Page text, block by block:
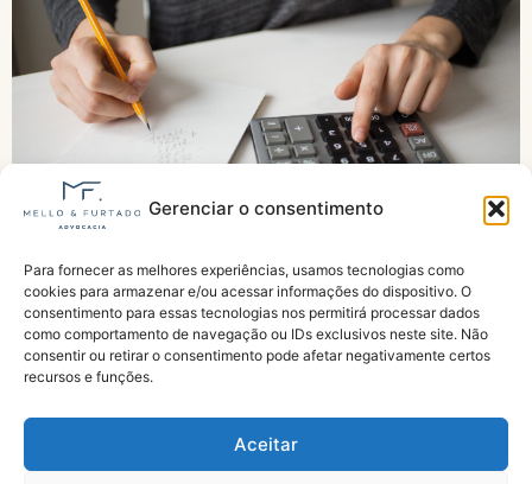
Gerenciar o consentimento
Para fornecer as melhores experiências, usamos tecnologias como
cookies para armazenar e/ou acessar informações do dispositivo. O
consentimento para essas tecnologias nos permitirá processar dados
como comportamento de navegação ou IDs exclusivos neste site. Não
consentir ou retirar o consentimento pode afetar negativamente certos
recursos e funções.
Aceitar
Piso previdenciário tem reajuste de 6,79% e
passa a ser de R$ 1.621 em 2026